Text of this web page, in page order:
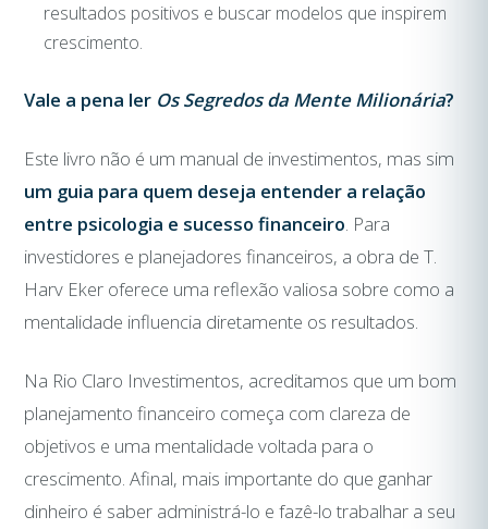
resultados positivos e buscar modelos que inspirem
crescimento.
Vale a pena ler Os Segredos da Mente Milionária?
Este livro não é um manual de investimentos, mas sim
um guia para quem deseja entender a relação
entre psicologia e sucesso financeiro . Para
investidores e planejadores financeiros, a obra de T.
Harv Eker oferece uma reflexão valiosa sobre como a
mentalidade influencia diretamente os resultados.
Na Rio Claro Investimentos, acreditamos que um bom
planejamento financeiro começa com clareza de
objetivos e uma mentalidade voltada para o
crescimento. Afinal, mais importante do que ganhar
dinheiro é saber administrá-lo e fazê-lo trabalhar a seu